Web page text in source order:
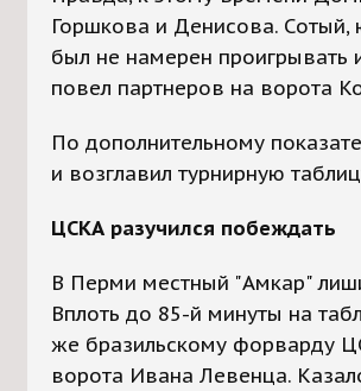
Горшкова и Денисова. Сотый,
был не намерен проигрывать
повел партнеров на ворота
По дополнительному
и возглавил турнирную
ЦСКА разучился побеждать
В Перми местный "Амкар"
Вплоть до 85-й минуты на
же бразильскому форварду
ворота Ивана Левенца.